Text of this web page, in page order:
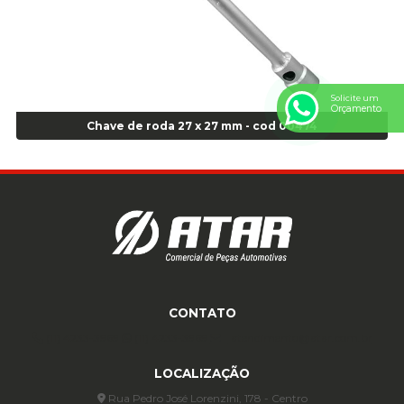
Anel de vedação Jumbo OR-449 Cod: 03752
Anel p/ montagem de pneu s/cam aro 22,5 - Cod 00166
Anel para Montagem do Pneu Sem Câmara Aro 24,5 - Cod 02935
Anel para Vedação OR 325 Nacional -Cod 01768
Anel para Vedação OR 329 - Cod 01769
Anel para Vedação OR 335 Importado - Cod 01771
Anel para Vedação OR 339 - Cod 01772
Anel para Vedação OR 345 - Cod 01773
Automático para compressor 125 a 175 libras - Cod 02206
Chave de roda 27 x 27 mm - cod 00474
CONTATO
LOCALIZAÇÃO
Rua Pedro José Lorenzini, 178 - Centro
Solicite um
Orçamento